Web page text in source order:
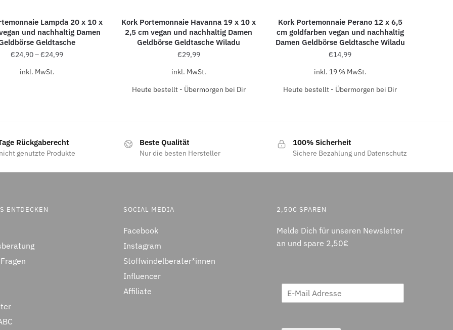
Lampda 20 x 10 x
und nachhaltig Damen
Geldtasche
€24,90–€24,99
inkl. MwSt.
Kork Portemonnaie Havanna 19 x 10 x
2,5 cm vegan und nachhaltig Damen
Geldbörse Geldtasche Wiladu
€29,99
inkl. MwSt.
Heute bestellt - Übermorgen bei Dir
Kork Portemonnaie Perano 12 x 6,5
cm goldfarben vegan und nachhaltig
Damen Geldbörse Geldtasche Wiladu
€14,99
inkl. 19 % MwSt.
Heute bestellt - Übermorgen bei Dir
Rückgaberecht
genutzte Produkte
Beste Qualität
Nur die besten Hersteller
100% Sicherheit
Sichere Bezahlung und Datenschutz
ENTDECKEN SOCIAL MEDIA
Facebook
Instagram
Stoffwindelberater*innen
Influencer
Affiliate
2,50€ SPAREN
Melde Dich für unseren Newsletter
an und spare 2,50€